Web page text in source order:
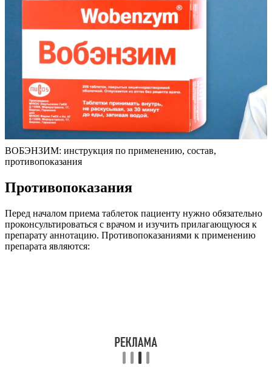
ВОБЭНЗИМ: инструкция по применению, состав,
противопоказания
Противопоказания
Перед началом приема таблеток пациенту нужно обязательно
проконсультироваться с врачом и изучить прилагающуюся к
препарату аннотацию. Противопоказаниями к применению
препарата являются: